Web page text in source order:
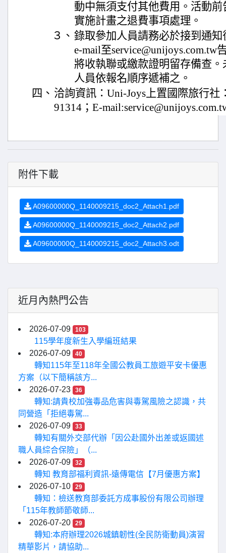
動中無須支付其他費用。活動
實施計畫之退費事項處理。
３、 錄取參加人員請務必於接到通
e-mail至
將收執聯或繳款證明留存備查
人員依報名順序遞補之。
四、 洽詢資訊：Uni-Joys上置國際旅行社
91314；E-
附件下載
A09600000Q_1140009215_doc2_Attach1.pdf
A09600000Q_1140009215_doc2_Attach2.pdf
A09600000Q_1140009215_doc2_Attach3.odt
近月內熱門公告
2026-07-09 103
115學年度新生入學編班結果
2026-07-09
40
轉知115年至118年全國公教員工旅遊平安卡優惠
方案（以下簡稱該方...
2026-07-23
36
轉知:請貴校加強毒品危害與毒駕風險之認識，共
同營造「拒絕毒駕...
2026-07-09
33
轉知有關外交部代辦「因公赴國外出差或返國述
職人員綜合保險」（...
2026-07-09
32
轉知 教育部福利資訊-遠傳電信【7月優惠方案】
2026-07-10
29
轉知：檢送教育部委託方成事股份有限公司辦理
「115年教師節敬師...
2026-07-20
29
轉知:本府辦理2026城鎮韌性(全民防衛動員)演習
精華影片，請協助...